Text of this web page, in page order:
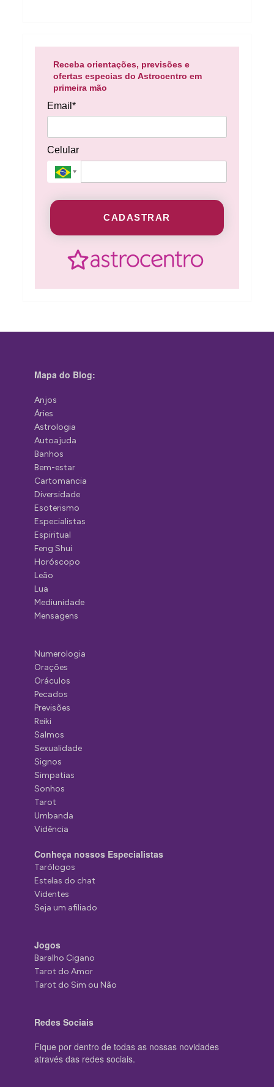
Receba orientações, previsões e
ofertas especias do Astrocentro em
primeira mão
Email*
Celular
CADASTRAR
Mapa do Blog:
Anjos
Áries
Astrologia
Autoajuda
Banhos
Bem-estar
Cartomancia
Diversidade
Esoterismo
Especialistas
Espiritual
Feng Shui
Horóscopo
Leão
Lua
Mediunidade
Mensagens
Numerologia
Orações
Oráculos
Pecados
Previsões
Reiki
Salmos
Sexualidade
Signos
Simpatias
Sonhos
Tarot
Umbanda
Vidência
Conheça nossos Especialistas
Tarólogos
Estelas do chat
Videntes
Seja um afiliado
Jogos
Baralho Cigano
Tarot do Amor
Tarot do Sim ou Não
Redes Sociais
Fique por dentro de todas as nossas novidades
através das redes sociais.